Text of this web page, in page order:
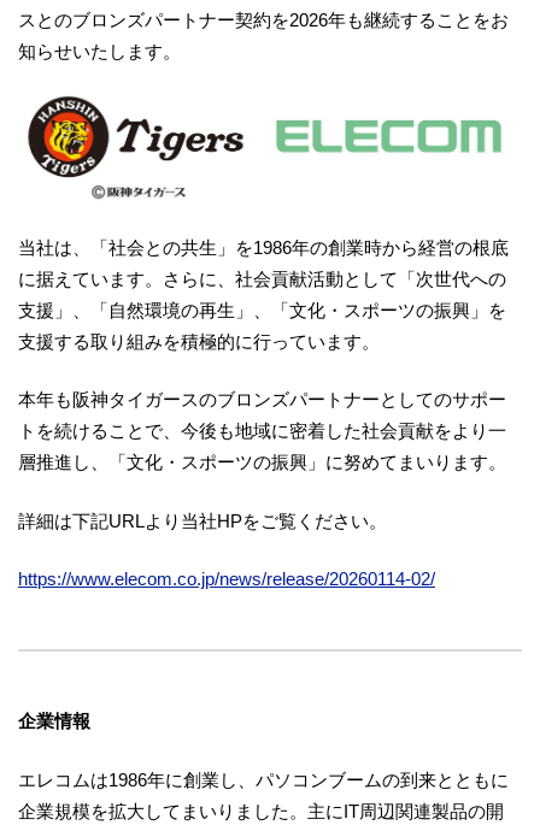
スとのブロンズパートナー契約を2026年も継続することをお
知らせいたします。
当社は、「社会との共生」を1986年の創業時から経営の根底
に据えています。さらに、社会貢献活動として「次世代への
支援」、「自然環境の再生」、「文化・スポーツの振興」を
支援する取り組みを積極的に行っています。
本年も阪神タイガースのブロンズパートナーとしてのサポー
トを続けることで、今後も地域に密着した社会貢献をより一
層推進し、「文化・スポーツの振興」に努めてまいります。
詳細は下記URLより当社HPをご覧ください。
https://www.elecom.co.jp/news/release/20260114-02/
企業情報
エレコムは1986年に創業し、パソコンブームの到来とともに
企業規模を拡大してまいりました。主にIT周辺関連製品の開